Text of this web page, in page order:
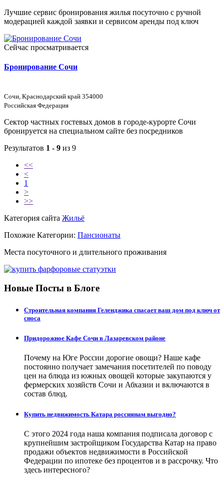
Лучшие сервис бронирования жилья посуточно с ручной
модерацией каждой заявки и сервисом аренды под ключ
Сейчас просматривается
Бронирование Сочи
Сочи, Краснодарский край 354000
Российская Федерация
Сектор частных гостевых домов в городе-курорте Сочи
бронируется на специальном сайте без посредников
Результатов 1 - 9 из 9
<<
<
1
>
>>
Категория сайта Жильё
Похожие Категории: Пансионаты
Места посуточного и длительного проживания
Новые Посты в Блоге
Строительная компания Геленджика спасает ваш дом под ключ от
сноса
Придорожное Кафе Сочи в Лазаревском районе
Почему на Юге России дорогие овощи? Наше кафе
постоянно получает замечания посетителей по поводу
цен на блюда из южных овощей которые закупаются у
фермерских хозяйств Сочи и Абхазии и включаются в
состав блюд.
Купить недвижимость Катара россиянам выгодно?
С этого 2024 года наша компания подписала договор с
крупнейшим застройщиком Государства Катар на право
продажи объектов недвижимости в Российской
Федерации по ипотеке без процентов и в рассрочку. Что
здесь интересного?